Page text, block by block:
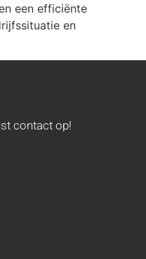
een efficiënte
en
contact op!